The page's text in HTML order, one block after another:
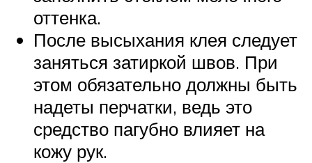
оттенка.
После высыхания клея следует
заняться затиркой швов. При
этом обязательно должны быть
надеты перчатки, ведь это
средство пагубно влияет на
кожу рук.